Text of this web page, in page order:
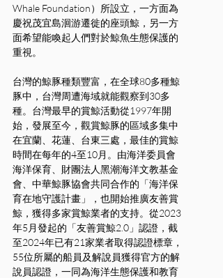
Whale Foundation）所設立，一方面為
慶祝茂宜島洄游遷徙的座頭鯨，另一方
面希望能喚起人們對於鯨魚生態保護的
重視。
台灣的鯨豚種類豐富，在全球80多種鯨
豚中，台灣周遭海域就能觀察到30多
種。台灣最早的賞鯨活動從1997年開
始，發展至今，觀賞鯨豚的區域多集中
在宜蘭、花蓮、台東三處，最佳的賞鯨
時間在每年的4至10月。由海洋委員會
海洋保育、財團法人黑潮海洋文教基金
會、中華鯨豚協會共同合作的「海洋保
育在地守護計畫」，也開始推廣友善賞
鯨，獲得多家賞鯨業者的支持。從2023
年5月發起的「友善賞鯨2.0」認證，截
至2024年已有21家業者取得認證標章，
55位所屬的船員及解說員獲得官方的解
說員認證，一同為海洋生態保護和教育